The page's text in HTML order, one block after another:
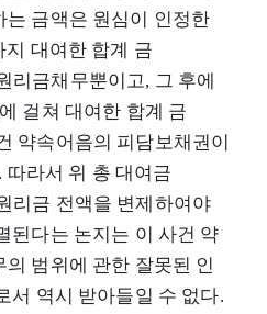
금액은 원심이 인정한
지 대여한 합계 금
리금채무뿐이고, 그 후에
걸쳐 대여한 합계 금
약속어음의 피담보채권이
따라서 위 총 대여금
리금 전액을 변제하여야
된다는 논지는 이 사건 약
범위에 관한 잘못된 인
서 역시 받아들일 수 없다.